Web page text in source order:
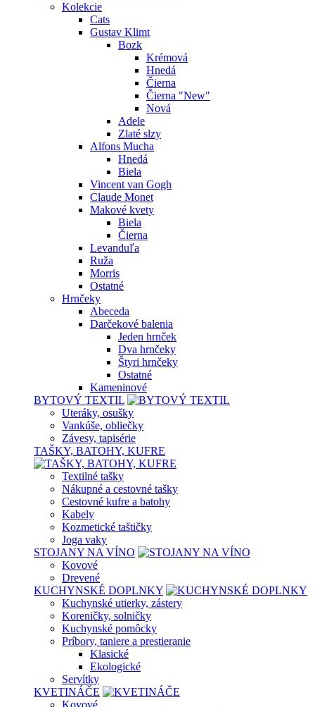
Kolekcie
Cats
Gustav Klimt
Bozk
Krémová
Hnedá
Čierna
Čierna "New"
Nová
Adele
Zlaté slzy
Alfons Mucha
Hnedá
Biela
Vincent van Gogh
Claude Monet
Makové kvety
Biela
Čierna
Levanduľa
Ruža
Morris
Ostatné
Hrnčeky
Abeceda
Darčekové balenia
Jeden hrnček
Dva hrnčeky
Štyri hrnčeky
Ostatné
Kameninové
BYTOVÝ TEXTIL
Uteráky, osušky
Vankúše, obliečky
Závesy, tapisérie
TAŠKY, BATOHY, KUFRE
Textilné tašky
Nákupné a cestovné tašky
Cestovné kufre a batohy
Kabely
Kozmetické taštičky
Joga vaky
STOJANY NA VÍNO
Kovové
Drevené
KUCHYNSKÉ DOPLNKY
Kuchynské utierky, zástery
Koreničky, solničky
Kuchynské pomôcky
Príbory, taniere a prestieranie
Klasické
Ekologické
Servítky
KVETINÁČE
Kovové